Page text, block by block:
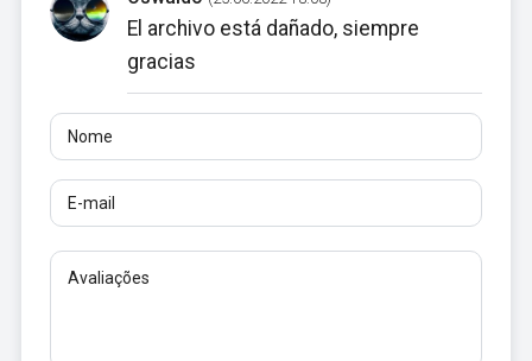
El archivo está dañado, siempre
gracias
Nome
E-mail
Avaliações
Pelo menos 10 caracteres. Links não são permitidos.